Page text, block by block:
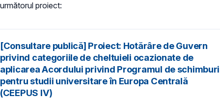
următorul proiect:
[Consultare publică] Proiect: Hotărâre de Guvern
privind categoriile de cheltuieli ocazionate de
aplicarea Acordului privind Programul de schimburi
pentru studii universitare în Europa Centrală
(CEEPUS IV)